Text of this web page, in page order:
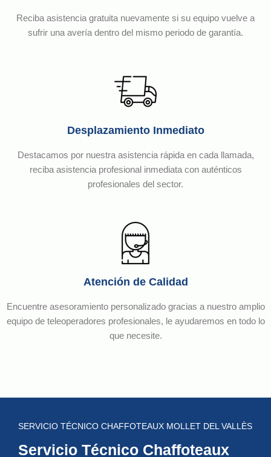
Reciba asistencia gratuita nuevamente si su equipo vuelve a
sufrir una avería dentro del mismo periodo de garantía.
Desplazamiento Inmediato
Destacamos por nuestra asistencia rápida en cada llamada,
reciba asistencia profesional inmediata con auténticos
profesionales del sector.
Atención de Calidad
Encuentre asesoramiento personalizado gracias a nuestro amplio
equipo de teleoperadores profesionales, le ayudaremos en todo lo
que necesite.
SERVICIO TÉCNICO CHAFFOTEAUX MOLLET DEL VALLÈS
Servicio Técnico Chaffoteaux